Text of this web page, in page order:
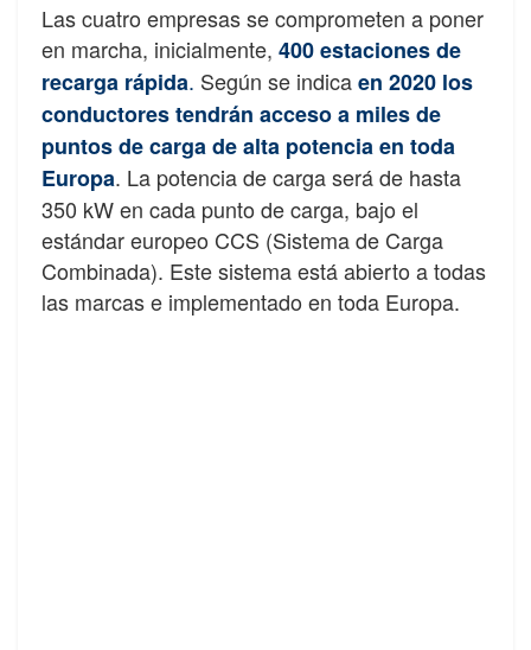
Las cuatro empresas se comprometen a poner
en marcha, inicialmente, 400 estaciones de
recarga rápida. Según se indicaen 2020 los
conductores tendrán acceso a miles de
puntos de carga de alta potencia en toda
Europa. La potencia de carga será de hasta
350 kW en cada punto de carga, bajo el
estándar europeo CCS (Sistema de Carga
Combinada). Este sistema está abierto a todas
las marcas e implementado en toda Europa.